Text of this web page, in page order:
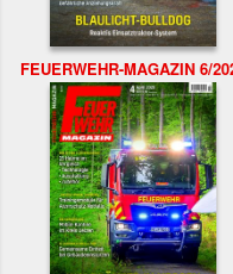
FEUERWEHR-MAGAZIN 6/